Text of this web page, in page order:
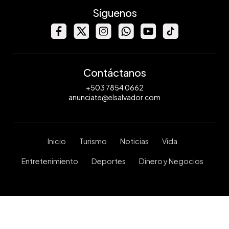
Síguenos
Contáctanos
+503 7854 0662
anunciate@elsalvador.com
Inicio Turismo Noticias Vida
Entretenimiento Deportes Dinero y Negocios